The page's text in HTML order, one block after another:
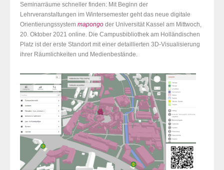
Seminarräume schneller finden: Mit Beginn der
Lehrveranstaltungen im Wintersemester geht das neue digitale
Orientierungssystem mapongo der Universität Kassel am Mittwoch,
20. Oktober 2021 online. Die Campusbibliothek am Holländischen
Platz ist der erste Standort mit einer detaillierten 3D-Visualisierung
ihrer Räumlichkeiten und Medienbestände.